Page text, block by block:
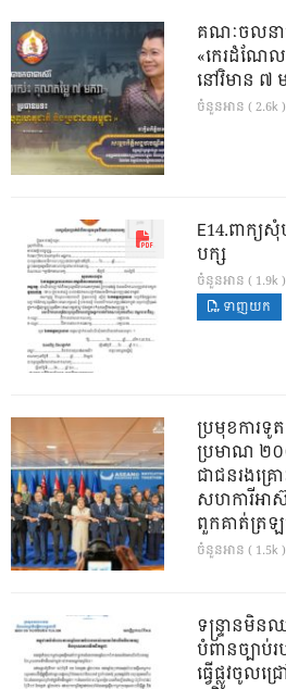
គណៈចលនា
«កេរដំណែ
នៅវិមាន ៧
ចំនួនអាន ( 2.6k
E14.ពាក្យ
បក្ស
ចំនួនអាន ( 1.9k
ទាញយក
ប្រមុខការទូ
ប្រមាណ ២០
ជាជនរងគ្រោ
សហការីអាស៊
ពួកគាត់ត្រឡ
ចំនួនអាន ( 1.5k
ទន្ទ្រានមិនឈ
បំពានច្បា
ធ្វើផ្លូវចូលជ្